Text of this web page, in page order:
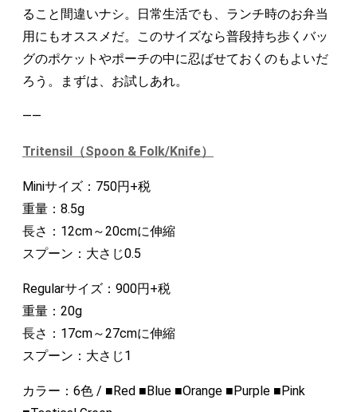
ること間違いナシ。日常生活でも、ランチ時のお弁当
用にもオススメだ。このサイズなら普段持ち歩くバッ
グのポケットやポーチの中に忍ばせておくのもよいだ
ろう。まずは、お試しあれ。
――
Tritensil（Spoon & Folk/Knife）
Miniサイズ：750円+税
重量：8.5g
長さ：12cm～20cmに伸縮
スプーン：大さじ0.5
Regularサイズ：900円+税
重量：20g
長さ：17cm～27cmに伸縮
スプーン：大さじ1
カラー：6色 / ■Red ■Blue ■Orange ■Purple ■Pink